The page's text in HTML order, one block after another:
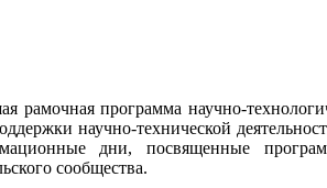
рамочная программа научно-
научно-технической
дни, посвященные
сообщества.